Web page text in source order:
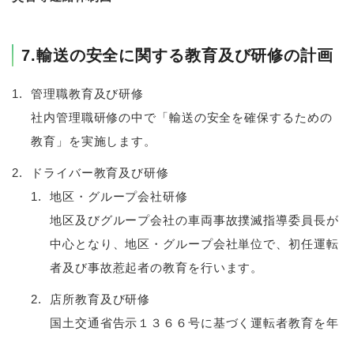
7.輸送の安全に関する教育及び研修の計画
管理職教育及び研修
社内管理職研修の中で「輸送の安全を確保するための
教育」を実施します。
ドライバー教育及び研修
地区・グループ会社研修
地区及びグループ会社の車両事故撲滅指導委員長が
中心となり、地区・グループ会社単位で、初任運転
者及び事故惹起者の教育を行います。
店所教育及び研修
国土交通省告示１３６６号に基づく運転者教育を年